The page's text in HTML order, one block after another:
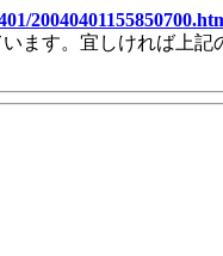
ます。宜しければ上